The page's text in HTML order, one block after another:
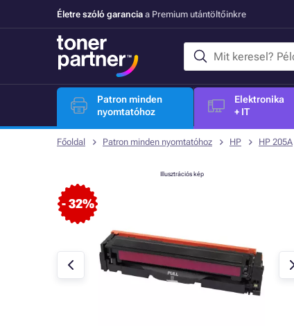
Életre szóló garancia a Premium utántöltőinkre
Patron minden
nyomtatóhoz
Elektronika
+ IT
Főoldal Patron minden nyomtatóhoz HP HP 205A
- 32%
Illusztrációs kép